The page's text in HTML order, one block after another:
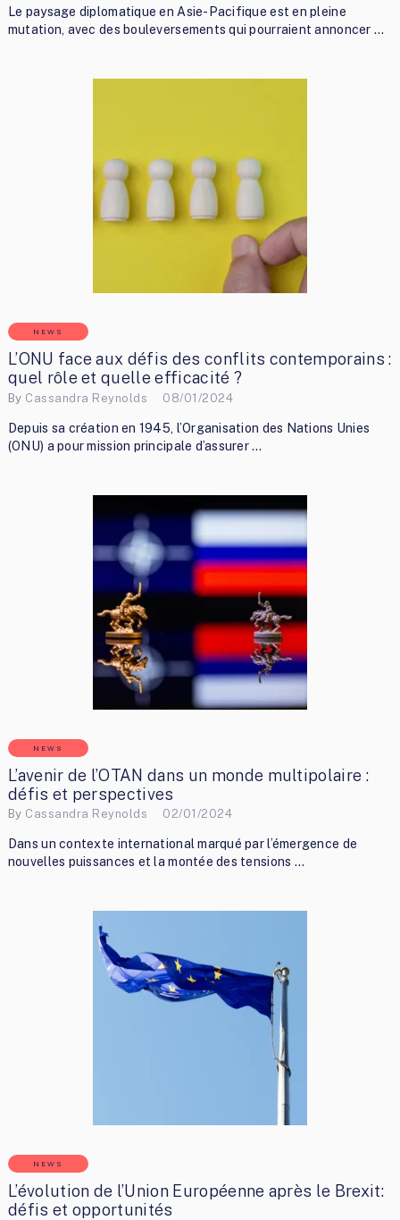
Le paysage diplomatique en Asie-Pacifique est en pleine
mutation, avec des bouleversements qui pourraient annoncer …
NEWS
L’ONU face aux défis des conflits contemporains :
quel rôle et quelle efficacité ?
By Cassandra Reynolds 08/01/2024
Depuis sa création en 1945, l’Organisation des Nations Unies
(ONU) a pour mission principale d’assurer …
NEWS
L’avenir de l’OTAN dans un monde multipolaire :
défis et perspectives
By Cassandra Reynolds 02/01/2024
Dans un contexte international marqué par l’émergence de
nouvelles puissances et la montée des tensions …
NEWS
L’évolution de l’Union Européenne après le Brexit:
défis et opportunités